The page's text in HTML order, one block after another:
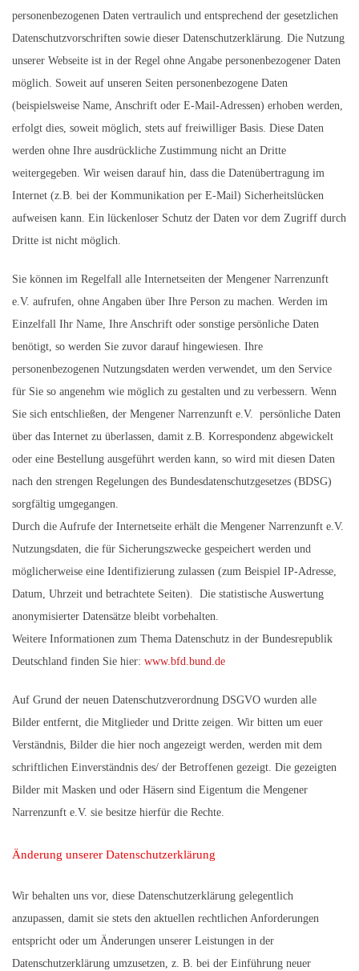
personenbezogenen Daten vertraulich und entsprechend der gesetzlichen
Datenschutzvorschriften sowie dieser Datenschutzerklärung. Die Nutzung
unserer Webseite ist in der Regel ohne Angabe personenbezogener Daten
möglich. Soweit auf unseren Seiten personenbezogene Daten
(beispielsweise Name, Anschrift oder E-Mail-Adressen) erhoben werden,
erfolgt dies, soweit möglich, stets auf freiwilliger Basis. Diese Daten
werden ohne Ihre ausdrückliche Zustimmung nicht an Dritte
weitergegeben. Wir weisen darauf hin, dass die Datenübertragung im
Internet (z.B. bei der Kommunikation per E-Mail) Sicherheitslücken
aufweisen kann. Ein lückenloser Schutz der Daten vor dem Zugriff durch
Dritte ist nicht möglich.
Sie können im Regelfall alle Internetseiten der Mengener Narrenzunft
e.V. aufrufen, ohne Angaben über Ihre Person zu machen. Werden im
Einzelfall Ihr Name, Ihre Anschrift oder sonstige persönliche Daten
benötigt, so werden Sie zuvor darauf hingewiesen. Ihre
personenbezogenen Nutzungsdaten werden verwendet, um den Service
für Sie so angenehm wie möglich zu gestalten und zu verbessern. Wenn
Sie sich entschließen, der Mengener Narrenzunft e.V. persönliche Daten
über das Internet zu überlassen, damit z.B. Korrespondenz abgewickelt
oder eine Bestellung ausgeführt werden kann, so wird mit diesen Daten
nach den strengen Regelungen des Bundesdatenschutzgesetzes (BDSG)
sorgfältig umgegangen.
Durch die Aufrufe der Internetseite erhält die Mengener Narrenzunft e.V.
Nutzungsdaten, die für Sicherungszwecke gespeichert werden und
möglicherweise eine Identifizierung zulassen (zum Beispiel IP-Adresse,
Datum, Uhrzeit und betrachtete Seiten). Die statistische Auswertung
anonymisierter Datensätze bleibt vorbehalten.
Weitere Informationen zum Thema Datenschutz in der Bundesrepublik
Deutschland finden Sie hier: www.bfd.bund.de
Auf Grund der neuen Datenschutzverordnung DSGVO wurden alle
Bilder entfernt, die Mitglieder und Dritte zeigen. Wir bitten um euer
Verständnis, Bilder die hier noch angezeigt werden, werden mit dem
schriftlichen Einverständnis des/ der Betroffenen gezeigt. Die gezeigten
Bilder mit Masken und oder Häsern sind Eigentum die Mengener
Narrenzunft e.V. sie besitze hierfür die Rechte.
Änderung unserer Datenschutzerklärung
Wir behalten uns vor, diese Datenschutzerklärung gelegentlich
anzupassen, damit sie stets den aktuellen rechtlichen Anforderungen
entspricht oder um Änderungen unserer Leistungen in der
Datenschutzerklärung umzusetzen, z. B. bei der Einführung neuer